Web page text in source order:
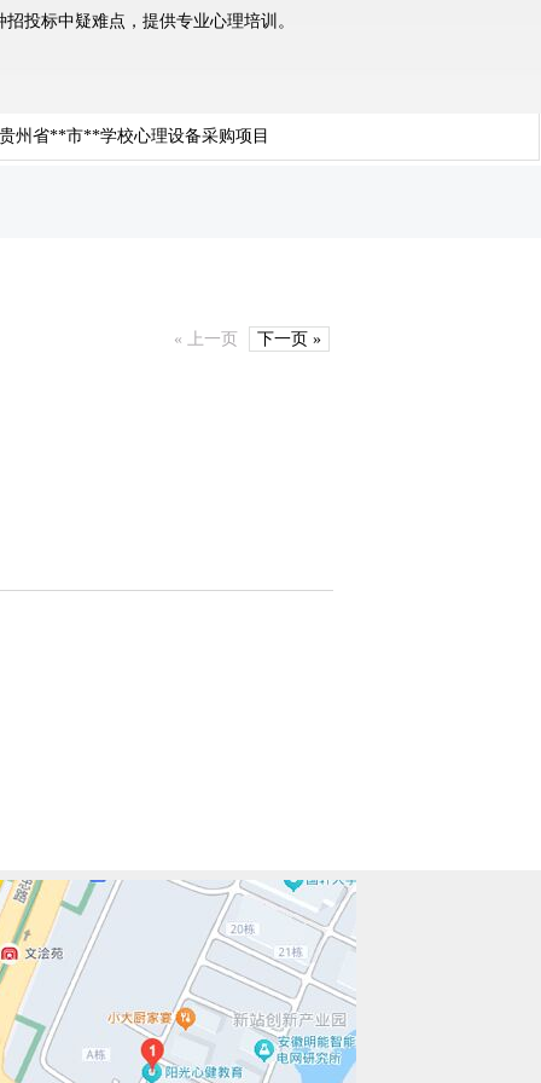
招投标中疑难点，提供专业心理培训。
州省**市**学校心理设备采购项目
« 上一页 下一页 »